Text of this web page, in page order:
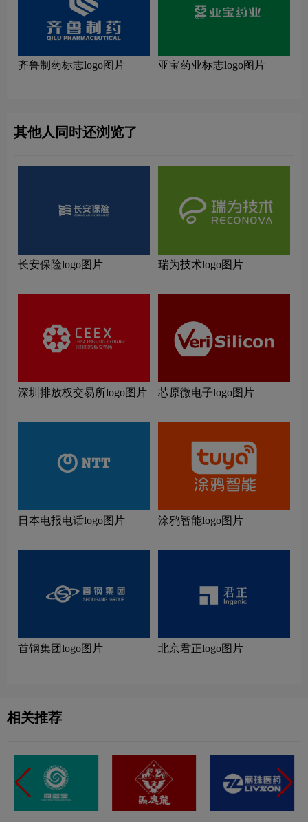
齐鲁制药标志logo图片 亚宝药业标志logo图片
其他人同时还浏览了
长安保险logo图片 瑞为技术logo图片
深圳排放权交易所logo图片 芯原微电子logo图片
日本电报电话logo图片 涂鸦智能logo图片
首钢集团logo图片 北京君正logo图片
相关推荐